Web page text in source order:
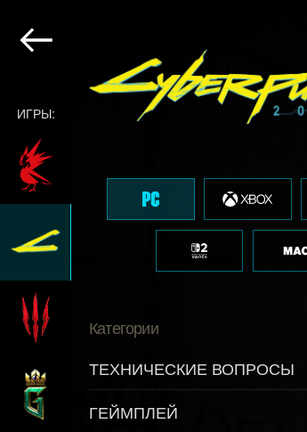
ИГРЫ:
Категории
ТЕХНИЧЕСКИЕ ВОПРОСЫ
ГЕЙМПЛЕЙ